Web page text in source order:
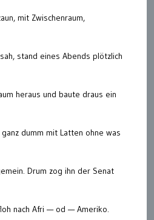
mit Zwischenraum,
stand eines Abends plötzlich
heraus und baute draus ein
dumm mit Latten ohne was
Drum zog ihn der Senat
nach Afri — od — Ameriko.